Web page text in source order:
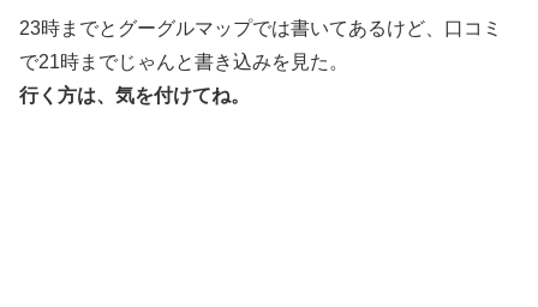
23時までとグーグルマップでは書いてあるけど、口コミ
で21時までじゃんと書き込みを見た。
行く方は、気を付けてね。